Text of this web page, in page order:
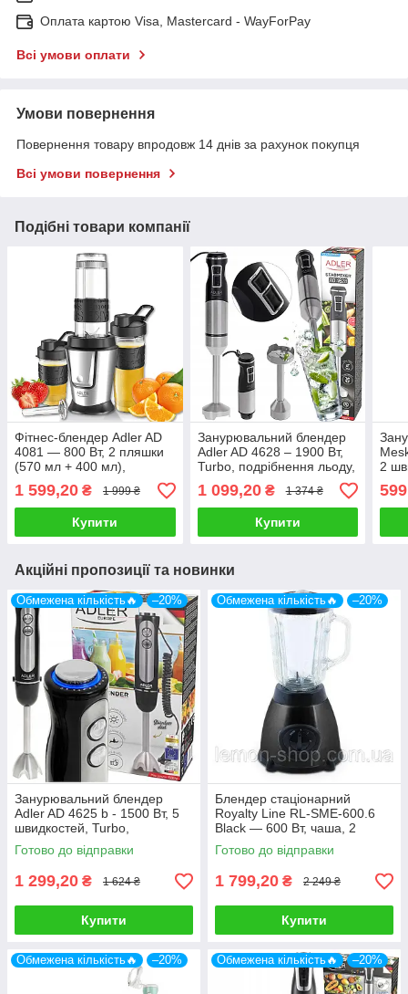
Оплата картою Visa, Mastercard - WayForPay
Всі умови оплати
Умови повернення
Повернення товару впродовж 14 днів за рахунок покупця
Всі умови повернення
Подібні товари компанії
Фітнес-блендер Adler AD
4081 — 800 Вт, 2 пляшки
(570 мл + 400 мл),
функція подрібнення
льоду, охолоджувальний
картридж
1 599,20 ₴ 1 999 ₴
Купити
Занурювальний блендер
Adler AD 4628 – 1900 Вт,
Turbo, подрібнення льоду,
нержавіюча сталь
1 099,20₴ 1 374 ₴
Купити
2
Акційні пропозиції та новинки
Обмежена кількість🔥 –20%
Занурювальний блендер
Adler AD 4625 b - 1500 Вт, 5
швидкостей, Turbo,
нержавіюча сталь
Готово до відправки
1 299,20 ₴ 1 624 ₴
Купити
Обмежена кількість🔥 –20%
Блендер стаціонарний
Royalty Line RL-SME-600.6
Black — 600 Вт, чаша, 2
швидкості, імпульсний режим
Готово до відправки
1 799,20 ₴ 2 249 ₴
Купити
Обмежена кількість🔥 –20% Обмежена кількість🔥 –20%